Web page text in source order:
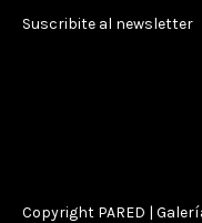
Suscribite al newsletter
Copyright PARED |